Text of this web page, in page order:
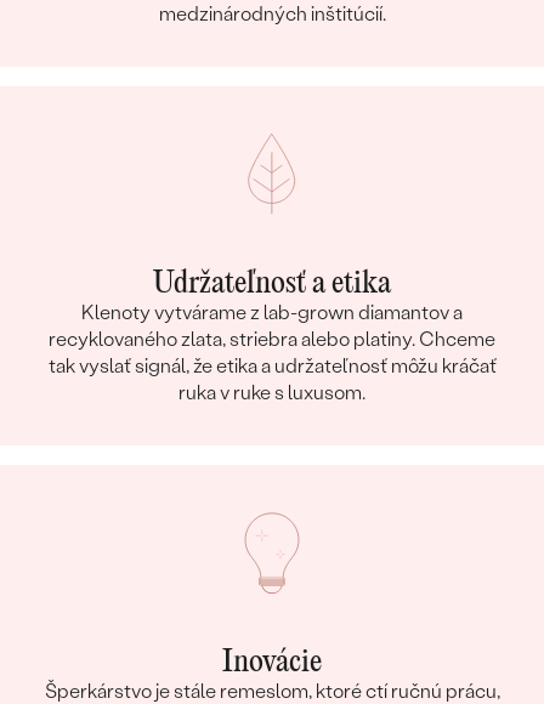
medzinárodných inštitúcií.
Udržateľnosť a etika
Klenoty vytvárame z lab-grown diamantov a
recyklovaného zlata, striebra alebo platiny. Chceme
tak vyslať signál, že etika a udržateľnosť môžu kráčať
ruka v ruke s luxusom.
Inovácie
Šperkárstvo je stále remeslom, ktoré ctí ručnú prácu,